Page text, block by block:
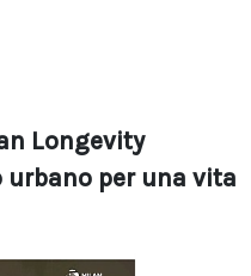
Longevity
per una vita